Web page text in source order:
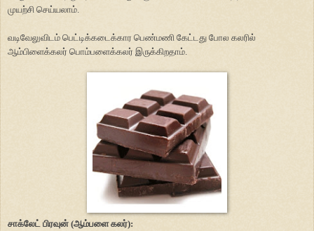
முயற்சி செய்யலாம்.
வடிவேலுவிடம் பெட்டிக்கடைக்கார பெண்மணி கேட்டது போல கலரில்
ஆம்பிளைக்கலர் பொம்பளைக்கலர் இருக்கிறதாம்.
சாக்லேட் பிரவுன் (ஆம்பளை கலர்):